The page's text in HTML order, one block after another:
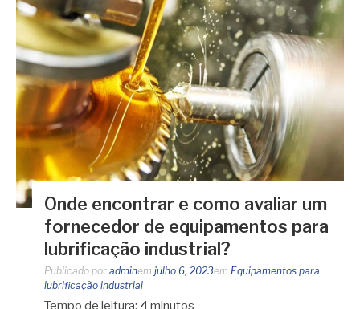
Onde encontrar e como avaliar um
fornecedor de equipamentos para
lubrificação industrial?
Publicado por adminem julho 6, 2023em Equipamentos para
lubrificação industrial
Tempo de leitura: 4 minutos